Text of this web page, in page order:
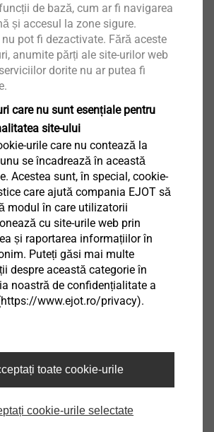
aplicarea
să fie plană, uscată, fără praf și
care reduc aderența trebuie
un test de adeziv!
aplicare a subtratului de la +5 la +40 °
profilului de tencuială lungimea
pentru plinte. Lipiți profilul pe
apăsați ferm. Atașați folia de
de transfer adezivă furnizată pe
din fibră de sticlă înainte pentru
de armare. Țesătura este apoi
de armare umed și umplută
terminarea lucrării, clapeta de
îndoită spre bara de declanșare și
în jos paralel cu profilul. Urmați
depozitare orizontală
de bază, cum ar fi navigarea
și accesul la zone sigure.
pot fi dezactivate. Fără aceste
anumite părți ale site-urilor web
dorite nu ar putea fi
care nu sunt esențiale pentru
site-ului
urile care nu contează la
se încadrează în această
Acestea sunt, în special, cookie-
care ajută compania EJOT să
modul în care utilizatorii
cu site-urile web prin
și raportarea informațiilor în
Puteți găsi mai multe
despre această categorie în
noastră de confidențialitate a
www.ejot.ro/privacy).
toate cookie-urile
cookie-urile selectate